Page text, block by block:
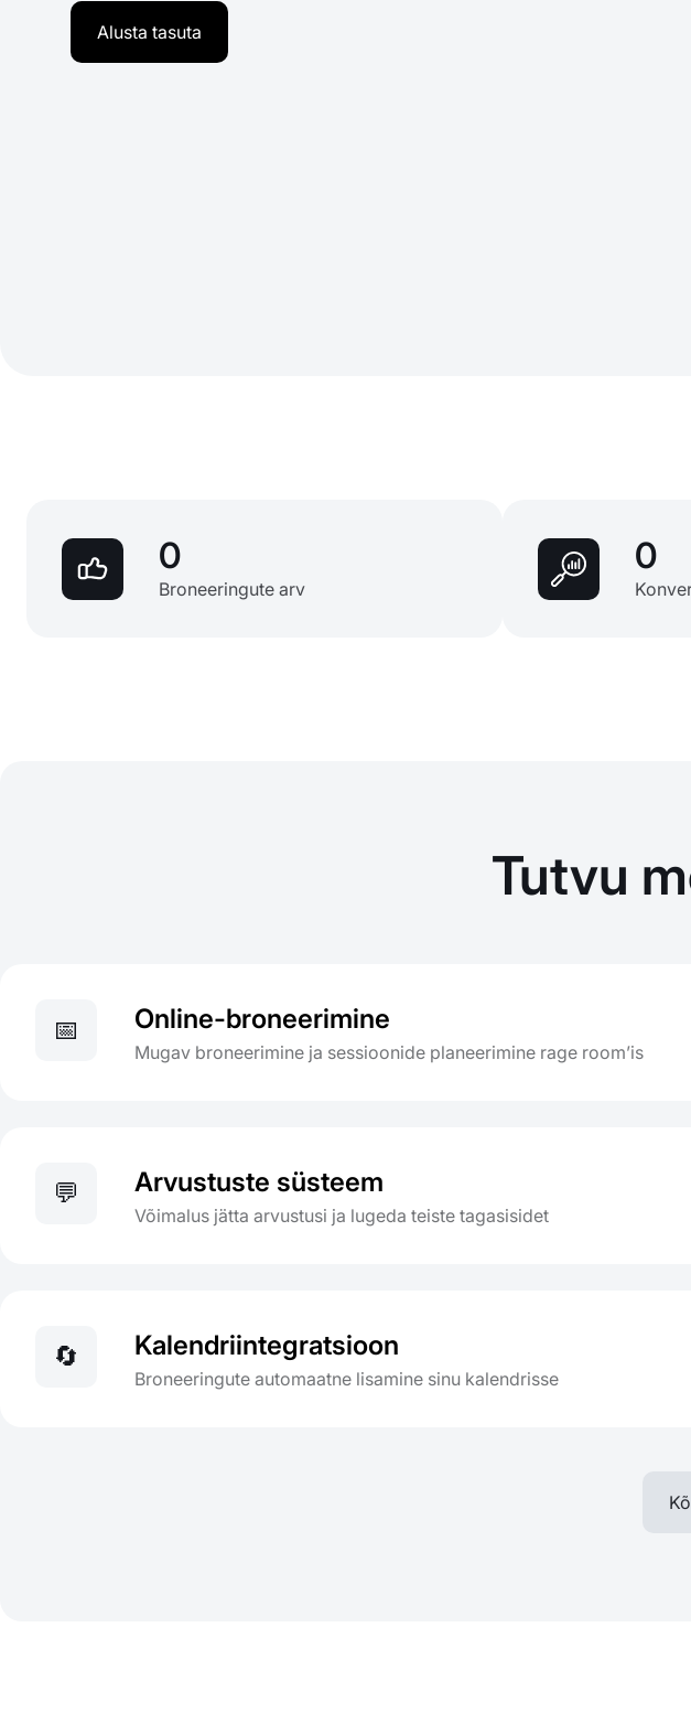
Alusta tasuta
0
Broneeringute arv
0
Tutvu
📅 Online-broneerimine
Mugav broneerimine ja sessioonide planeerimine rage room’is
💬 Arvustuste süsteem
Võimalus jätta arvustusi ja lugeda teiste tagasisidet
🔄 Kalendriintegratsioon
Broneeringute automaatne lisamine sinu kalendrisse